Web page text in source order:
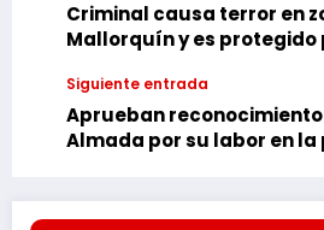
Criminal causa terror en
Mallorquín y es protegido
Siguiente entrada
Aprueban
Almada por su labor en la